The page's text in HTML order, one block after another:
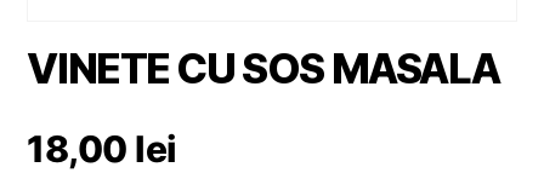
VINETE CU SOS MASALA
18,00 lei